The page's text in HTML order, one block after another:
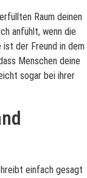
Raum deinen
anfühlt, wenn die
der Freund in dem
Menschen deine
sogar bei ihrer
einfach gesagt